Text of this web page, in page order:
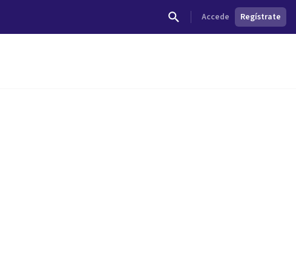
Accede Regístrate